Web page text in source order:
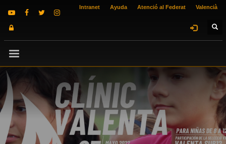
Intranet Ayuda Atenció al Federat Valencià